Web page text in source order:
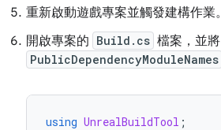
重新啟動遊戲專案並觸發建構作業。
開啟專案的 Build.cs 檔案，並將
PublicDependencyModuleNames
using UnrealBuildTool ;